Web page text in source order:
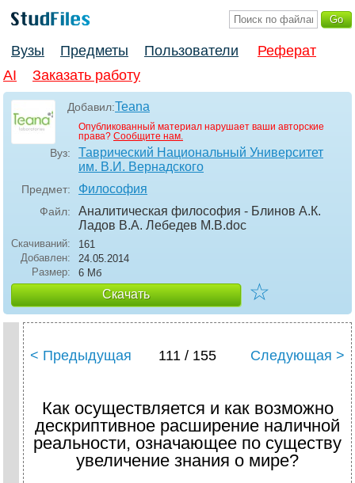
Вузы Предметы Пользователи
Реферат
AI
Заказать работу
Добавил:Teana
Опубликованный материал нарушает ваши авторские
права? Сообщите нам.
Вуз:
Таврический Национальный Университет
им. В.И. Вернадского
Предмет: Философия
Файл:
Аналитическая философия - Блинов А.К.
Ладов В.А. Лебедев М.В.doc
Скачиваний:
161
Добавлен:
24.05.2014
Размер:
6 Мб
Скачать ☆
< Предыдущая 111 / 155 Следующая >
Как осуществляется и как возможно
дескриптивное расширение наличной
реальности, означающее по существу
увеличение знания о мире?